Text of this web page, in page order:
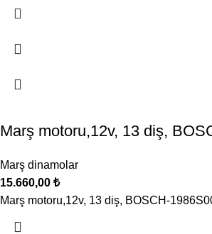
Marş motoru,12v, 13 diş,
Marş dinamolar
15.660,00 ₺
Marş motoru,12v, 13 diş, BOSCH-